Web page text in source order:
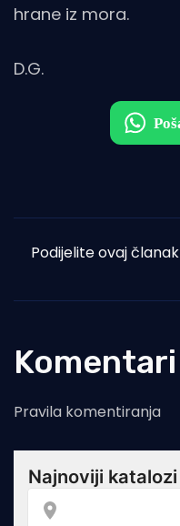
hrane iz mora.
D.G.
Podijelite ovaj članak
Komentari
Pravila komentiranja